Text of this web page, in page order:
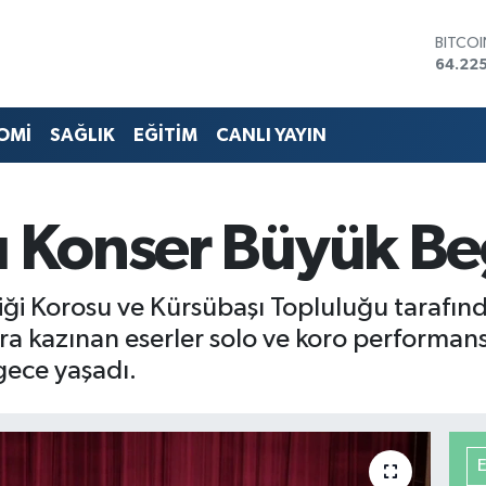
13.799
SAĞLIK EĞİTİM CANLI YAYIN
Büyük
Korosu ve Kürsübaşı Topluluğu
kazınan eserler solo ve koro
yaşadı.